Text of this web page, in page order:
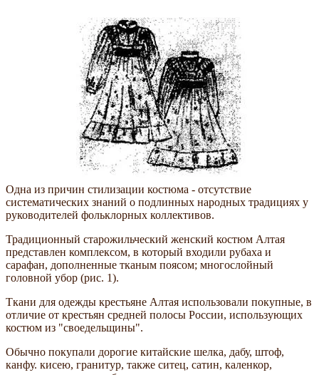
Одна из причин стилизации костюма - отсутствие
систематических знаний о подлинных народных традициях у
руководителей фольклорных коллективов.
Традиционный старожильческий женский костюм Алтая
представлен комплексом, в который входили рубаха и
сарафан, дополненные тканым поясом; многослойный
головной убор (рис. 1).
Ткани для одежды крестьяне Алтая использовали покупные, в
отличие от крестьян средней полосы России, использующих
костюм из "своедельщины".
Обычно покупали дорогие китайские шелка, дабу, штоф,
канфу. кисею, гранитур, также ситец, сатин, каленкор,